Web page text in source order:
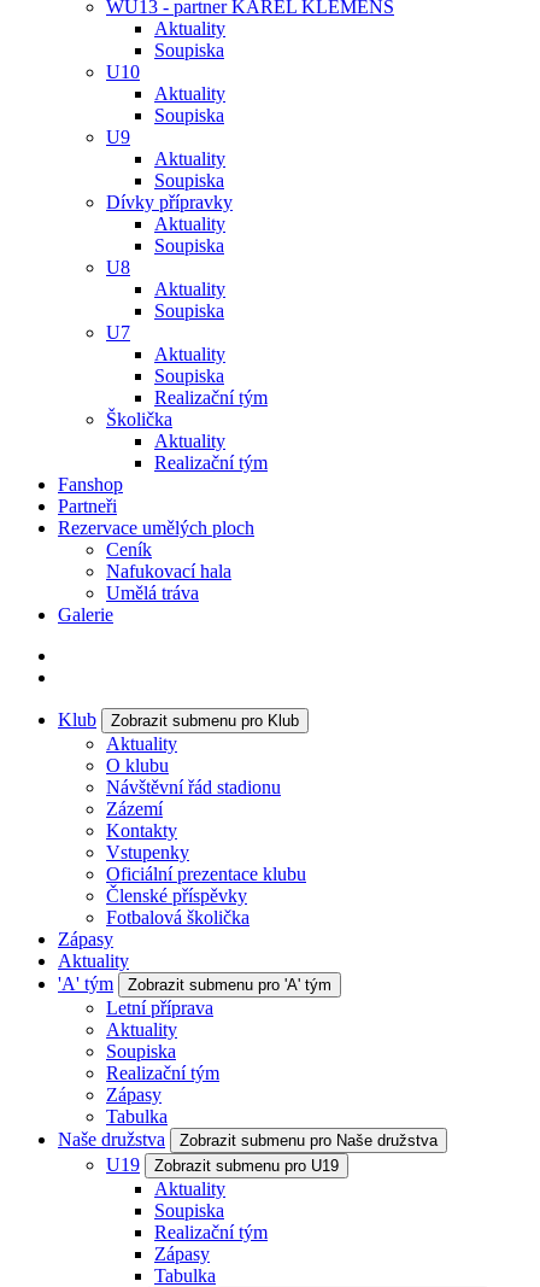
WU13 - partner KAREL KLEMENS
Aktuality
Soupiska
U10
Aktuality
Soupiska
U9
Aktuality
Soupiska
Dívky přípravky
Aktuality
Soupiska
U8
Aktuality
Soupiska
U7
Aktuality
Soupiska
Realizační tým
Školička
Aktuality
Realizační tým
Fanshop
Partneři
Rezervace umělých ploch
Ceník
Nafukovací hala
Umělá tráva
Galerie
Klub Zobrazit submenu pro Klub
Aktuality
O klubu
Návštěvní řád stadionu
Zázemí
Kontakty
Vstupenky
Oficiální prezentace klubu
Členské příspěvky
Fotbalová školička
Zápasy
Aktuality
'A' tým
Zobrazit submenu pro 'A' tým
Letní příprava
Aktuality
Soupiska
Realizační tým
Zápasy
Tabulka
Naše družstva
Zobrazit submenu pro Naše družstva
U19 Zobrazit submenu pro U19
Aktuality
Soupiska
Realizační tým
Zápasy
Tabulka